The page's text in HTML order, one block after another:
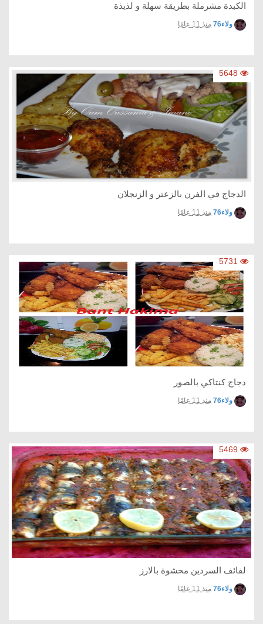
الكبدة مشرملة بطريقة سهلة و لذيذة
ولاء76 منذ 11 عامًا
5648
الدجاج في الفرن بالزعتر و الزنجلان
ولاء76 منذ 11 عامًا
5731
دجاج كنتاكي بالصور
ولاء76 منذ 11 عامًا
5469
لفائف السردين محشوة بالارز
ولاء76 منذ 11 عامًا